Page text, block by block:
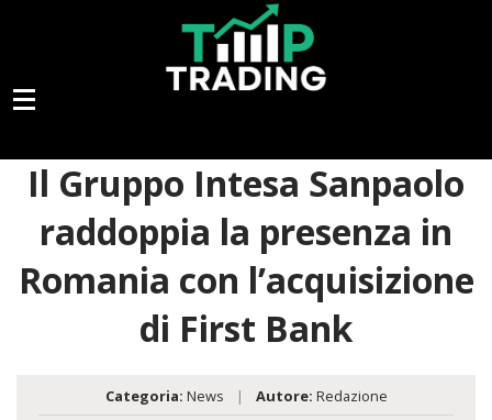
Il Gruppo Intesa Sanpaolo
raddoppia la presenza in
Romania con l’acquisizione
di First Bank
Categoria: News | Autore: Redazione